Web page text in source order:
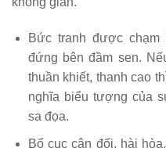
Bức tranh được chạm
đứng bên đầm sen.
thuần khiết, thanh cao
nghĩa biểu tượng của
sa đọa.
Bố cục cân đối, hài